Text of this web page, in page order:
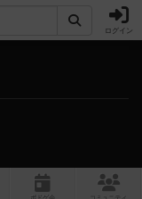
ログイン
ボ ドゲ コミュニティ